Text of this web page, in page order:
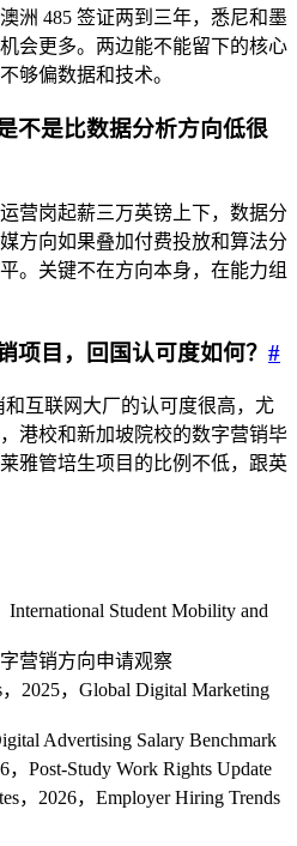
洲 485 签证两到三年，悉尼和墨
会更多。两边能不能留下的核心
够偏数据和技术。
不是比数据分析方向低很
营岗起薪三万英镑上下，数据分
方向如果叠加付费投放和算法分
。关键不在方向本身，在能力组
项目，回国认可度如何？ #
互联网大厂的认可度很高，尤
港校和新加坡院校的数字营销毕
雅管培生项目的比例不低，跟英
Student Mobility and
营销方向申请观察
2025，Global Digital Marketing
Advertising Salary Benchmark
Post-Study Work Rights Update
，2026，Employer Hiring Trends